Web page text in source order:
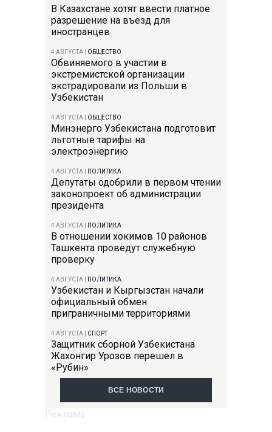
В Казахстане хотят ввести платное
разрешение на въезд для
иностранцев
4 АВГУСТА ОБЩЕСТВО
Обвиняемого в участии в
экстремистской организации
экстрадировали из Польши в
Узбекистан
4 АВГУСТА ОБЩЕСТВО
Минэнерго Узбекистана подготовит
льготные тарифы на
электроэнергию
4 АВГУСТА ПОЛИТИКА
Депутаты одобрили в первом чтении
законопроект об администрации
президента
4 АВГУСТА ПОЛИТИКА
В отношении хокимов 10 районов
Ташкента проведут служебную
проверку
4 АВГУСТА ПОЛИТИКА
Узбекистан и Кыргызстан начали
официальный обмен
приграничными территориями
4 АВГУСТА СПОРТ
Защитник сборной Узбекистана
Жахонгир Урозов перешел в
«Рубин»
ВСЕ НОВОСТИ